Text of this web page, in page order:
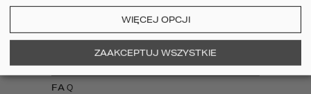
OFERTA DLA DEWELOPERA
REGULAMINY
FAQ
WIĘCEJ OPCJI
ZAAKCEPTUJ WSZYSTKIE